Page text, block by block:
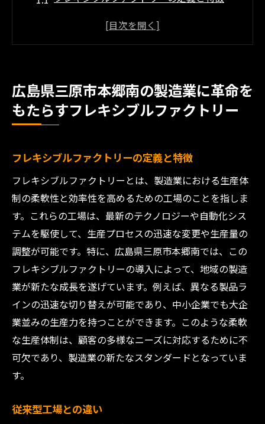
従来型工場との違い
将来の展望と課題
最新技術導入で広島県三原市本郷南の製造業が
IoTと製造業の融合
AI技術の応用例
ロボティクスによる自動化
クラウド技術の利用
データ分析による効率化
最新技術がもたらす経済効果
広島県三原市本郷南のフレキシブルファクトリ
ーが地域経済を活性化
雇用創出のメリット
地元企業との連携
地域経済の成長モデル
持続可能な経済発展
広島県三原市本郷南の製造業に革命を
もたらすフレキシブルファクトリー
フレキシブルファクトリーの定義と特徴
フレキシブルファクトリーとは、製造業における生産体
制の柔軟性と効率性を高めるための工場のことを指しま
す。これらの工場は、最新のテクノロジーや自動化シス
テムを駆使して、生産プロセスの迅速な変更や生産量の
調整が可能です。特に、広島県三原市本郷南では、この
フレキシブルファクトリーの導入によって、地域の製造
業が新たな成長を遂げています。例えば、異なる製品ラ
インの迅速な切り替えが可能であり、中小企業でも大企
業並みの生産力を持つことができます。このような柔軟
な生産体制は、顧客の多様なニーズに対応するために不
可欠であり、製造業の新たなスタンダードとなっていま
す。
従来型工場との違い